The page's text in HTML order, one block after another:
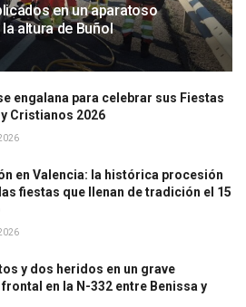
en un aparatoso
altura de Buñol
engalana para celebrar sus Fiestas
Cristianos 2026
en Valencia: la histórica procesión
fiestas que llenan de tradición el 15
y dos heridos en un grave
en la N-332 entre Benissa y